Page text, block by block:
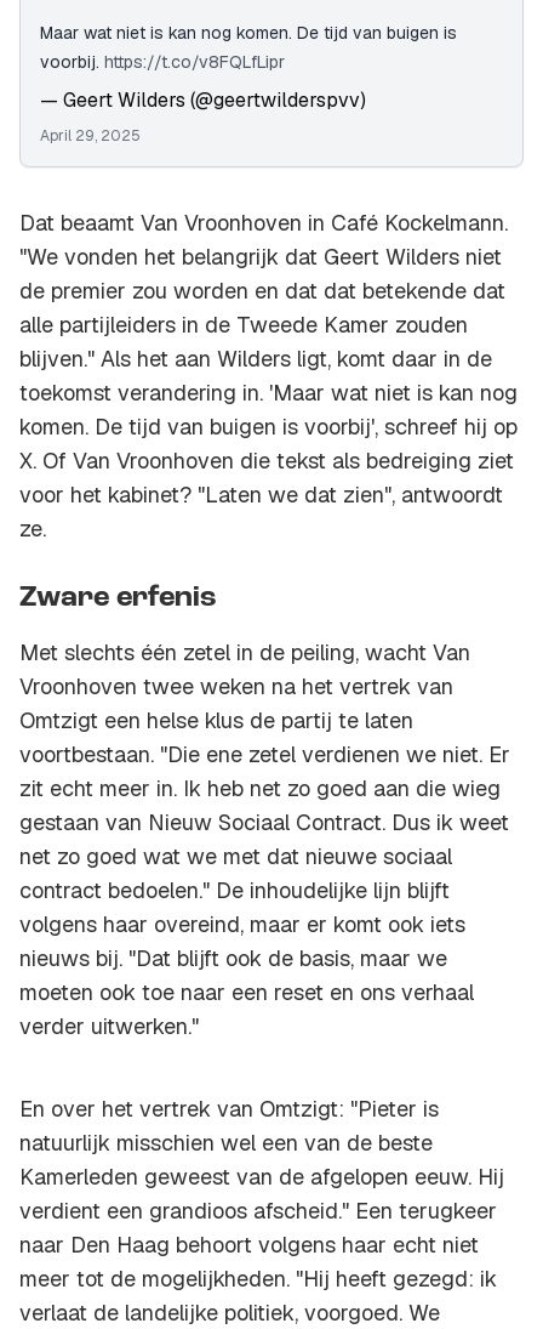
Maar wat niet is kan nog komen. De tijd van buigen is
voorbij. https://t.co/v8FQLfLipr
— Geert Wilders (@geertwilderspvv)
April 29, 2025
Dat beaamt Van Vroonhoven in Café Kockelmann.
"We vonden het belangrijk dat Geert Wilders niet
de premier zou worden en dat dat betekende dat
alle partijleiders in de Tweede Kamer zouden
blijven." Als het aan Wilders ligt, komt daar in de
toekomst verandering in. 'Maar wat niet is kan nog
komen. De tijd van buigen is voorbij', schreef hij op
X. Of Van Vroonhoven die tekst als bedreiging ziet
voor het kabinet? "Laten we dat zien", antwoordt
ze.
Zware erfenis
Met slechts één zetel in de peiling, wacht Van
Vroonhoven twee weken na het vertrek van
Omtzigt een helse klus de partij te laten
voortbestaan. "Die ene zetel verdienen we niet. Er
zit echt meer in. Ik heb net zo goed aan die wieg
gestaan van Nieuw Sociaal Contract. Dus ik weet
net zo goed wat we met dat nieuwe sociaal
contract bedoelen." De inhoudelijke lijn blijft
volgens haar overeind, maar er komt ook iets
nieuws bij. "Dat blijft ook de basis, maar we
moeten ook toe naar een reset en ons verhaal
verder uitwerken."
En over het vertrek van Omtzigt: "Pieter is
natuurlijk misschien wel een van de beste
Kamerleden geweest van de afgelopen eeuw. Hij
verdient een grandioos afscheid." Een terugkeer
naar Den Haag behoort volgens haar echt niet
meer tot de mogelijkheden. "Hij heeft gezegd: ik
verlaat de landelijke politiek, voorgoed. We